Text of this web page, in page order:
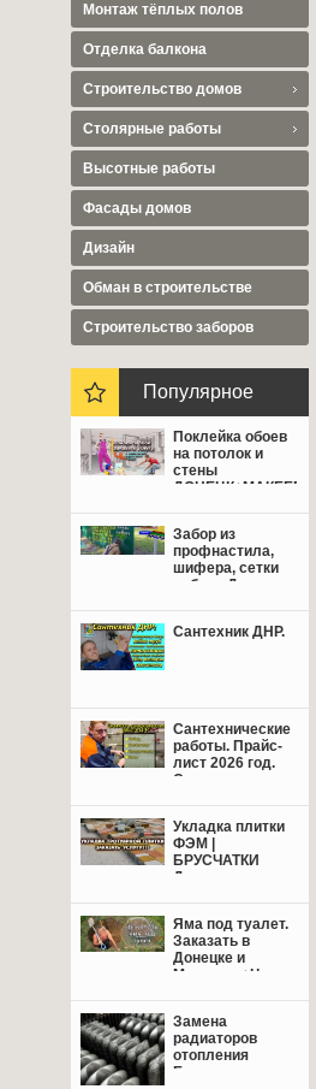
Монтаж тёплых полов
Отделка балкона
Строительство домов
Столярные работы
Высотные работы
Фасады домов
Дизайн
Обман в строительстве
Cтроительство заборов
Популярное
Поклейка обоев
на потолок и
стены
ДОНЕЦК+МАКЕЕВКА
Забор из
профнастила,
шифера, сетки
рабица Донецк,
Сантехник ДНР.
Сантехнические
работы. Прайс-
лист 2026 год.
Свежие цены.
Укладка плитки
ФЭМ |
БРУСЧАТКИ
Донецк,
Яма под туалет.
Заказать в
Донецке и
Макеевке+Цены.
Замена
радиаторов
отопления
Енакиево,